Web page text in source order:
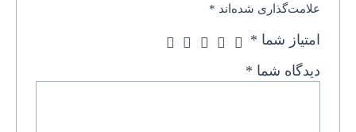
علامت‌گذاری شده‌اند *
امتیاز شما *
دیدگاه شما *